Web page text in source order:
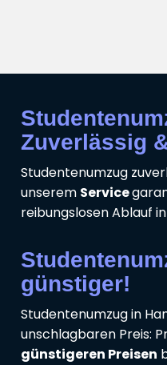
Zuverlässig
Studentenumzug
unserem Service
reibungslosen Ablauf
günstiger!
Studentenumzug in
unschlagbaren Preis:
günstigeren Preisen